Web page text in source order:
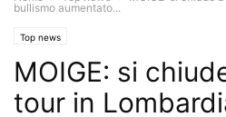
bullismo aumentato...
Top news
MOIGE: si
tour in